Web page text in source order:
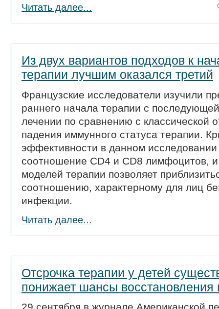
Читать далее...
Из двух вариантов подходов к
терапии лучшим оказался третий
Французские исследователи изучили
раннего начала терапии с
лечении по сравнению с классической
падения иммунного статуса терапии.
эффективности в данном
соотношение CD4 и CD8 лимфоцитов, и
моделей терапии позволяет
соотношению, характерному для лиц
инфекции.
Читать далее...
Отсрочка терапии у детей
понижает шансы восстановления